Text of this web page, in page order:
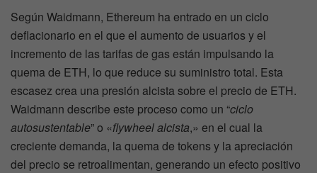
Según Waidmann, Ethereum ha entrado en un ciclo
deflacionario en el que el aumento de usuarios y el
incremento de las tarifas de gas están impulsando la
quema de ETH, lo que reduce su suministro total. Esta
escasez crea una presión alcista sobre el precio de ETH.
Waidmann describe este proceso como un “ciclo
autosustentable” o «flywheel alcista,» en el cual la
creciente demanda, la quema de tokens y la apreciación
del precio se retroalimentan, generando un efecto positivo